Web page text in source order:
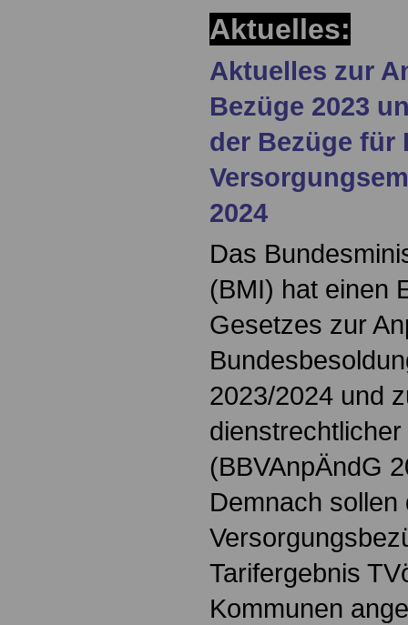
Aktuelles:
Aktuelles zur
Bezüge 2023
der Bezüge für
2024
Das
(BMI) hat einen
Gesetzes zur
2023/2024 und
(BBVAnpÄndG
Demnach
Tarifergebnis
Kommunen